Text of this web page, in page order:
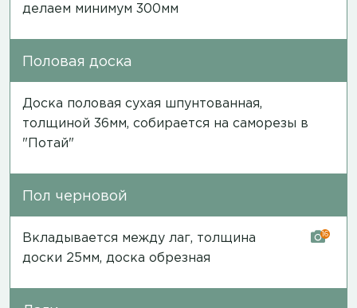
делаем минимум 300мм
Половая доска
Доска половая сухая шпунтованная,
толщиной 36мм, собирается на саморезы в
"Потай"
Пол черновой
Вкладывается между лаг, толщина
доски 25мм, доска обрезная
16